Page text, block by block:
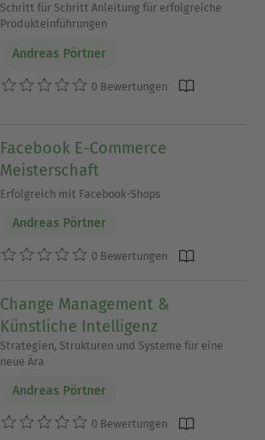
Schritt für Schritt Anleitung für erfolgreiche
Produkteinführungen
Andreas Pörtner
0 Bewertungen
Facebook E-Commerce
Meisterschaft
Erfolgreich mit Facebook-Shops
Andreas Pörtner
0 Bewertungen
Change Management &
Künstliche Intelligenz
Strategien, Strukturen und Systeme für eine
neue Ära
Andreas Pörtner
0 Bewertungen